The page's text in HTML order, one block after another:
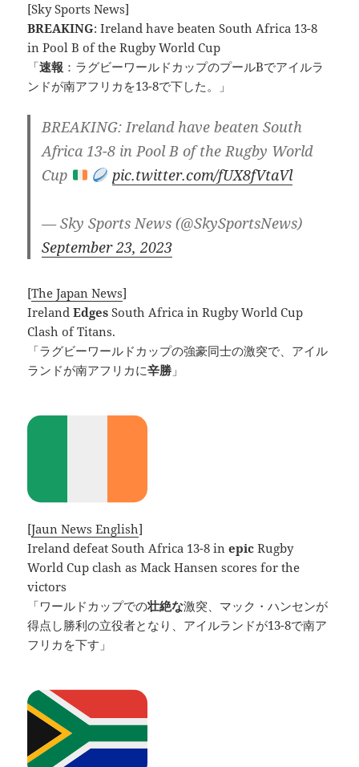
[Sky Sports News]
BREAKING: Ireland have beaten South Africa 13-8
in Pool B of the Rugby World Cup
「速報 ：ラグビーワールドカップのプールBでアイルラ
ンドが南アフリカを13-8で下した。」
BREAKING: Ireland have beaten South
Africa 13-8 in Pool B of the Rugby World
Cup
pic.twitter.com/fUX8fVtaVl
— Sky Sports News (@SkySportsNews)
September 23, 2023
[The Japan News]
IrelandEdges South Africa in Rugby World Cup
Clash of Titans.
「ラグビーワールドカップの強豪同士の激突で、アイル
ランドが南アフリカに辛勝 」
[Jaun News English]
Ireland defeat South Africa 13-8 inepic Rugby
World Cup clash as Mack Hansen scores for the
victors
「ワールドカップでの壮絶な激突、マック・ハンセンが
得点し勝利の立役者となり、アイルランドが13-8で南ア
フリカを下す」